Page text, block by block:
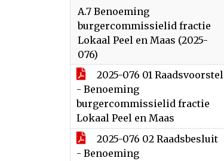
A.7 Benoeming
burgercommissielid fractie
Lokaal Peel en Maas (2025-
076)
2025-076 01 Raadsvoorstel
- Benoeming
burgercommissielid fractie
Lokaal Peel en Maas
2025-076 02 Raadsbesluit
- Benoeming